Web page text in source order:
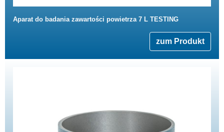
Aparat do badania zawartości powietrza 7 L TESTING
zum Produkt